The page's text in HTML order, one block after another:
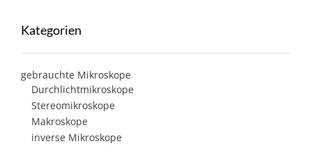
Kategorien
gebrauchte Mikroskope
Durchlichtmikroskope
Stereomikroskope
Makroskope
inverse Mikroskope